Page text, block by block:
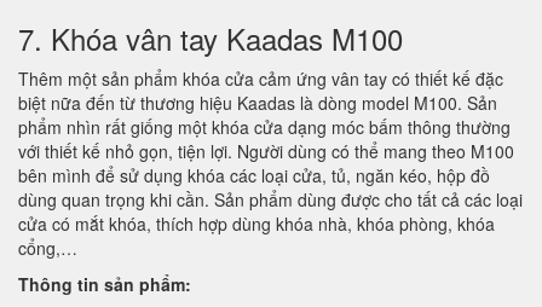
7. Khóa vân tay Kaadas M100
Thêm một sản phẩm khóa cửa cảm ứng vân tay có thiết kế đặc
biệt nữa đến từ thương hiệu Kaadas là dòng model M100. Sản
phẩm nhìn rất giống một khóa cửa dạng móc bấm thông thường
với thiết kế nhỏ gọn, tiện lợi. Người dùng có thể mang theo M100
bên mình để sử dụng khóa các loại cửa, tủ, ngăn kéo, hộp đồ
dùng quan trọng khi cần. Sản phẩm dùng được cho tất cả các loại
cửa có mắt khóa, thích hợp dùng khóa nhà, khóa phòng, khóa
cổng,…
Thông tin sản phẩm: